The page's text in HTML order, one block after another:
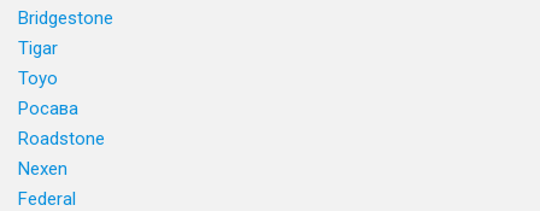
Bridgestone
Tigar
Toyo
Росава
Roadstone
Nexen
Federal